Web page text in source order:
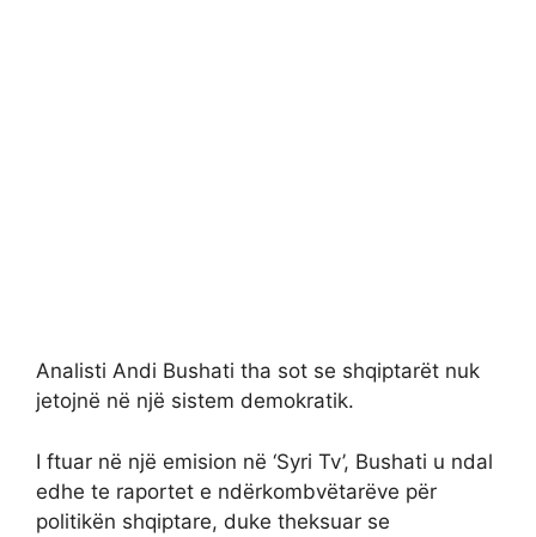
Analisti Andi Bushati tha sot se shqiptarët nuk
jetojnë në një sistem demokratik.
I ftuar në një emision në ‘Syri Tv’, Bushati u ndal
edhe te raportet e ndërkombvëtarëve për
politikën shqiptare, duke theksuar se